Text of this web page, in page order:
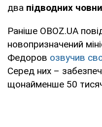
два підводних
Раніше OBOZ.UA
новопризначений
Федоров озвучив
Серед них –
щонайменше 50 тисяч